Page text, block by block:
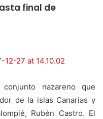
final de
nazareno que
de la islas Canarias y
Rubén Castro. El